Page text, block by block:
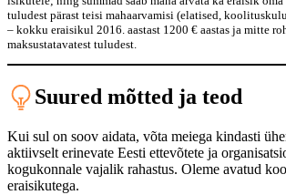
tuludest pärast teisi mahaarvamisi (elatised,
– kokku eraisikul 2016. aastast 1200 € aastas ja mitte
maksustatavatest tuludest.
Suured mõtted ja teod
Kui sul on soov aidata, võta meiega kindasti
aktiivselt erinevate Eesti ettevõtete ja
kogukonnale vajalik rahastus. Oleme avatud
eraisikutega.